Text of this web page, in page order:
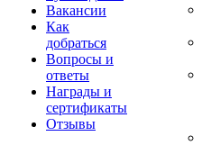
Вакансии
Как
добраться
Вопросы и
ответы
Награды и
сертификаты
Отзывы